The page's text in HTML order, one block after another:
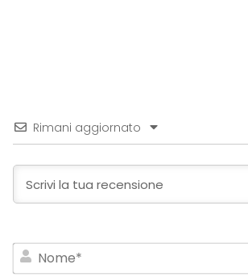
Rimani aggiornato